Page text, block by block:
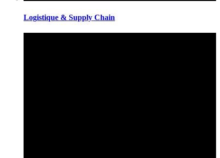
Logistique & Supply Chain